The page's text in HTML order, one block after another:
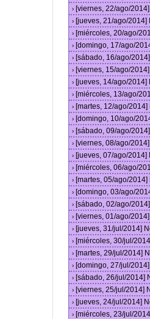
› [viernes, 22/ago/
› [jueves, 21/ago/
› [miércoles, 20/ago/
› [domingo, 17/ago/
› [sábado, 16/ago/
› [viernes, 15/ago/
› [jueves, 14/ago/
› [miércoles, 13/ago/
› [martes, 12/ago/
› [domingo, 10/ago/
› [sábado, 09/ago/
› [viernes, 08/ago/
› [jueves, 07/ago/
› [miércoles, 06/ago/
› [martes, 05/ago/
› [domingo, 03/ago/
› [sábado, 02/ago/
› [viernes, 01/ago/
› [jueves, 31/jul/2014]
› [miércoles, 30/jul/
› [martes, 29/jul/2014]
› [domingo, 27/jul/
› [sábado, 26/jul/2014]
› [viernes, 25/jul/2014]
› [jueves, 24/jul/2014]
› [miércoles, 23/jul/